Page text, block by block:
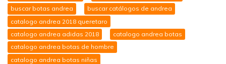
buscar botas andrea
buscar catálogos de andrea
catalogo andrea 2018 queretaro
catalogo andrea adidas 2018
catalogo andrea botas
catalogo andrea botas de hombre
catalogo andrea botas niñas